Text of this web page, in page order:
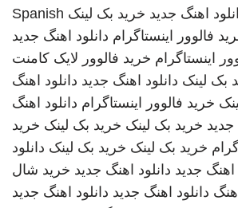
اهنگ جدید خرید بک لینک Spanish
فالوور اینستاگرام دانلود اهنگ جدید
اینستاگرام خرید فالوور لایک کامنت
بک لینک دانلود اهنگ جدید دانلود اهنگ
خرید فالوور اینستاگرام دانلود اهنگ
جدید خرید بک لینک خرید بک لینک خرید
خرید بک لینک خرید بک لینک دانلود
اهنگ جدید دانلود اهنگ جدید خرید شال
دانلود اهنگ جدید دانلود اهنگ جدید